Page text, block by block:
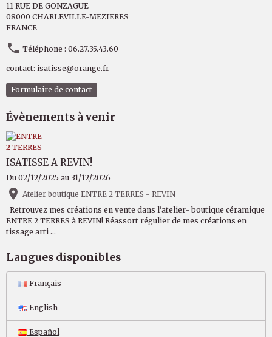
11 RUE DE GONZAGUE
08000 CHARLEVILLE-MEZIERES
FRANCE
Téléphone : 06.27.35.43.60
contact: isatisse@orange.fr
Formulaire de contact
Évènements à venir
ISATISSE A REVIN!
Du 02/12/2025 au 31/12/2026
Atelier boutique ENTRE 2 TERRES - REVIN
Retrouvez mes créations en vente dans l'atelier- boutique céramique
ENTRE 2 TERRES à REVIN! Réassort régulier de mes créations en
tissage arti ...
Langues disponibles
Français
English
Español